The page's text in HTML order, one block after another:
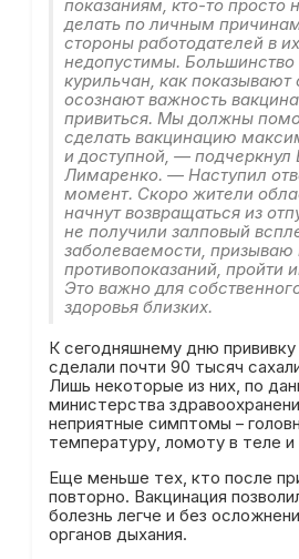
показаниям, кто-то просто
делать по личным
стороны работодателей в
недопустимы. Большинство
курильчан, как показывают
осознают важность
привиться. Мы должны
сделать вакцинацию
и доступной, — подчеркнул
Лимаренко. — Наступил
момент. Скоро жители
начнут возвращаться из
не получили залповый
заболеваемости, призываю
противопоказаний, пройти
Это важно для
здоровья близких.
К сегодняшнему дню
сделали почти 90 тысяч
Лишь некоторые из них, по
министерства
неприятные симптомы –
температуру, ломоту в теле и
Еще меньше тех, кто после
повторно. Вакцинация
болезнь легче и без
органов дыхания.